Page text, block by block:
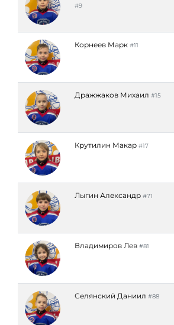
#9
Корнеев Марк #11
Дражжаков Михаил #15
Крутилин Макар #17
Лыгин Александр #71
Владимиров Лев #81
Селянский Даниил #88